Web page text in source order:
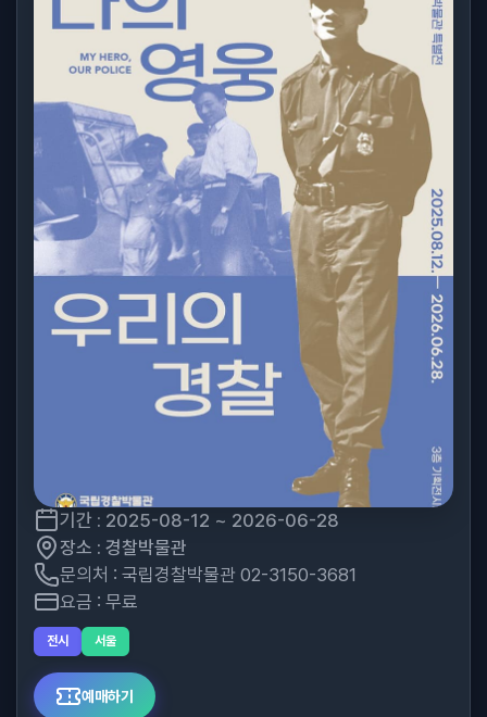
기간 : 2025-08-12 ~ 2026-06-28
장소 : 경찰박물관
문의처 : 국립경찰박물관 02-3150-3681
요금 : 무료
전시 서울
예매하기